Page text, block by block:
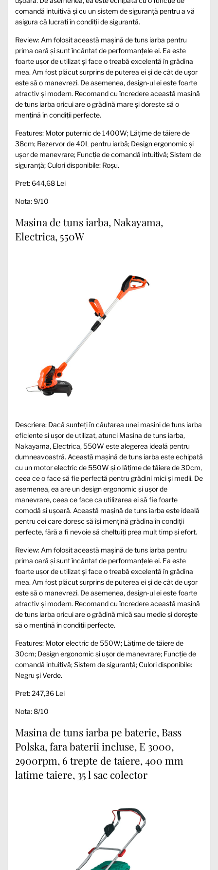
comandă intuitivă și cu un sistem de siguranță pentru a vă
asigura că lucrați în condiții de siguranță.
Review: Am folosit această mașină de tuns iarba pentru
prima oară și sunt încântat de performanțele ei. Ea este
foarte ușor de utilizat și face o treabă excelentă în grădina
mea. Am fost plăcut surprins de puterea ei și de cât de ușor
este să o manevrezi. De asemenea, design-ul ei este foarte
atractiv și modern. Recomand cu încredere această mașină
de tuns iarba oricui are o grădină mare și dorește să o
mențină în condiții perfecte.
Features: Motor puternic de 1400W; Lățime de tăiere de
38cm; Rezervor de 40L pentru iarbă; Design ergonomic și
ușor de manevrare; Funcție de comandă intuitivă; Sistem de
siguranță; Culori disponibile: Roșu.
Pret: 644,68 Lei
Nota: 9/10
Masina de tuns iarba, Nakayama,
Electrica, 550W
Descriere: Dacă sunteți în căutarea unei mașini de tuns iarba
eficiente și ușor de utilizat, atunci Masina de tuns iarba,
Nakayama, Electrica, 550W este alegerea ideală pentru
dumneavoastră. Această mașină de tuns iarba este echipată
cu un motor electric de 550W și o lățime de tăiere de 30cm,
ceea ce o face să fie perfectă pentru grădini mici și medii. De
asemenea, ea are un design ergonomic și ușor de
manevrare, ceea ce face ca utilizarea ei să fie foarte
comodă și ușoară. Această mașină de tuns iarba este ideală
pentru cei care doresc să își mențină grădina în condiții
perfecte, fără a fi nevoie să cheltuiți prea mult timp și efort.
Review: Am folosit această mașină de tuns iarba pentru
prima oară și sunt încântat de performanțele ei. Ea este
foarte ușor de utilizat și face o treabă excelentă în grădina
mea. Am fost plăcut surprins de puterea ei și de cât de ușor
este să o manevrezi. De asemenea, design-ul ei este foarte
atractiv și modern. Recomand cu încredere această mașină
de tuns iarba oricui are o grădină mică sau medie și dorește
să o mențină în condiții perfecte.
Features: Motor electric de 550W; Lățime de tăiere de
30cm; Design ergonomic și ușor de manevrare; Funcție de
comandă intuitivă; Sistem de siguranță; Culori disponibile:
Negru și Verde.
Pret: 247,36 Lei
Nota: 8/10
Masina de tuns iarba pe baterie, Bass
Polska, fara baterii incluse, E 3000,
2900rpm, 6 trepte de taiere, 400 mm
latime taiere, 35 l sac colector